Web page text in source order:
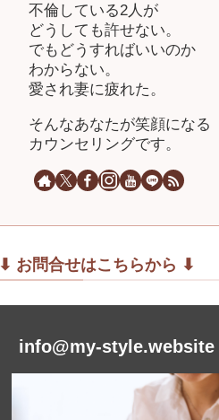
不倫している2人が
どうしても許せない。
でもどうすればいいのか
わからない。
愛され妻に疲れた。
そんなあなたが笑顔になる
カウンセリングです。
⬇︎ お問合せはこちらから ⬇︎
info@my-style.website